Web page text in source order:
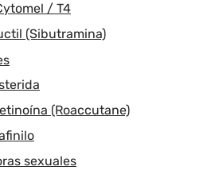
/ T4
(Sibutramina)
(Roaccutane)
sexuales